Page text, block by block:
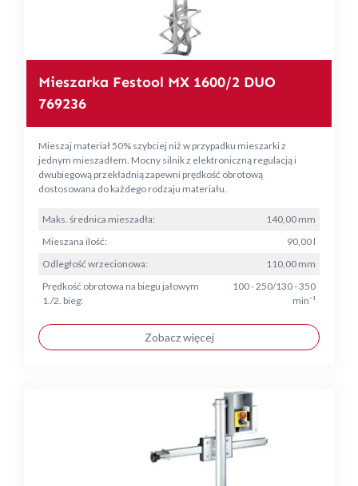
Mieszarka Festool MX 1600/2 DUO
769236
Mieszaj materiał 50% szybciej niż w przypadku mieszarki z
jednym mieszadłem. Mocny silnik z elektroniczną regulacją i
dwubiegową przekładnią zapewni prędkość obrotową
dostosowana do każdego rodzaju materiału.
Maks. średnica mieszadła:
140,00 mm
Mieszana ilość:
90,00 l
Odległość wrzecionowa:
110,00 mm
Prędkość obrotowa na biegu jałowym
1./2. bieg:
100 - 250/130 - 350
min⁻¹
Zobacz więcej